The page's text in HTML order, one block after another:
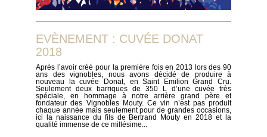
EVÈNEMENT : CUVÉE DONAT
2018
Après l’avoir créé pour la première fois en 2013 lors des 90
ans des vignobles, nous avons décidé de produire à
nouveau la cuvée Donat, en Saint Emilion Grand Cru.
Seulement deux barriques de 350 L d’une cuvée très
spéciale, en hommage à notre arrière grand père et
fondateur des Vignobles Mouty. Ce vin n’est pas produit
chaque année mais seulement pour de grandes occasions,
ici la naissance du fils de Bertrand Mouty en 2018 et la
qualité immense de ce millésime...